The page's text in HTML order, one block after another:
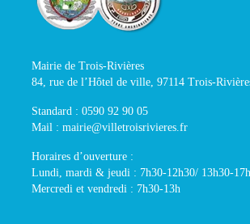
Mairie de Trois-Rivières
84, rue de l’Hôtel de ville, 97114 Trois-
Standard : 0590 92 90 05
Mail : mairie@villetroisrivieres.fr
Horaires d’ouverture :
Lundi, mardi & jeudi : 7h30-12h30/ 13h30-17h
Mercredi et vendredi : 7h30-13h